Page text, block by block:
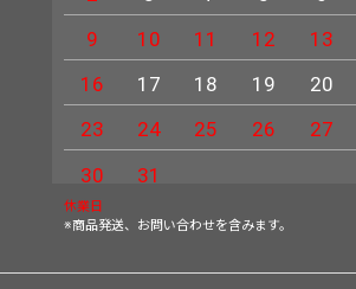
9
10 11 12 13
16
17 18 19 20
23
24 25 26 27
30
31
休業日
※商品発送、お問い合わせを含みます。